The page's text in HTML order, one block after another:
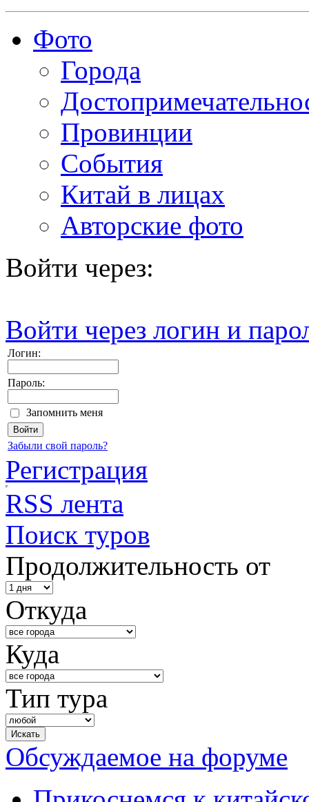
Фото
Города
Провинции
События
Китай в лицах
Авторские фото
Войти через:
Войти через логин и
Логин:
Пароль:
Запомнить меня
Забыли свой пароль?
Регистрация
RSS лента
Поиск туров
Продолжительность от
Откуда
Куда
Тип тура
Обсуждаемое на форуме